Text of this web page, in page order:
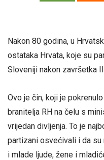
Nakon 80 godina, u
ostataka Hrvata, koje su
Sloveniji nakon završetka
Ovo je čin, koji je
branitelja RH na čelu s
vrijedan divljenja. To je
partizani osvećivali i da su
i mlade ljude, žene i